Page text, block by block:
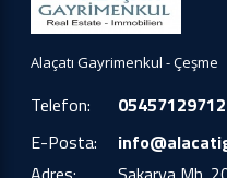
Alaçatı Gayrimenkul - Çeşme
Telefon:
05457129712
E-Posta: